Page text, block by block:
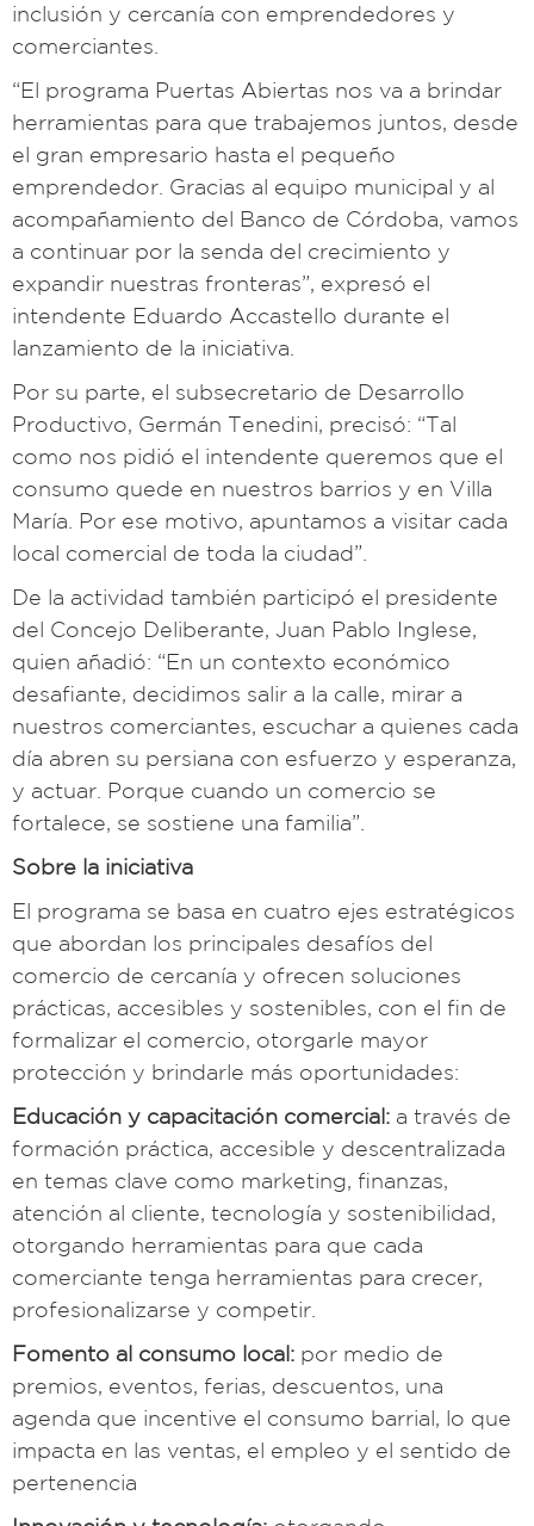
inclusión y cercanía con emprendedores y
comerciantes.
“El programa Puertas Abiertas nos va a brindar
herramientas para que trabajemos juntos, desde
el gran empresario hasta el pequeño
emprendedor. Gracias al equipo municipal y al
acompañamiento del Banco de Córdoba, vamos
a continuar por la senda del crecimiento y
expandir nuestras fronteras”, expresó el
intendente Eduardo Accastello durante el
lanzamiento de la iniciativa.
Por su parte, el subsecretario de Desarrollo
Productivo, Germán Tenedini, precisó: “Tal
como nos pidió el intendente queremos que el
consumo quede en nuestros barrios y en Villa
María. Por ese motivo, apuntamos a visitar cada
local comercial de toda la ciudad”.
De la actividad también participó el presidente
del Concejo Deliberante, Juan Pablo Inglese,
quien añadió: “En un contexto económico
desafiante, decidimos salir a la calle, mirar a
nuestros comerciantes, escuchar a quienes cada
día abren su persiana con esfuerzo y esperanza,
y actuar. Porque cuando un comercio se
fortalece, se sostiene una familia”.
Sobre la iniciativa
El programa se basa en cuatro ejes estratégicos
que abordan los principales desafíos del
comercio de cercanía y ofrecen soluciones
prácticas, accesibles y sostenibles, con el fin de
formalizar el comercio, otorgarle mayor
protección y brindarle más oportunidades:
Educación y capacitación comercial: a través de
formación práctica, accesible y descentralizada
en temas clave como marketing, finanzas,
atención al cliente, tecnología y sostenibilidad,
otorgando herramientas para que cada
comerciante tenga herramientas para crecer,
profesionalizarse y competir.
Fomento al consumo local: por medio de
premios, eventos, ferias, descuentos, una
agenda que incentive el consumo barrial, lo que
impacta en las ventas, el empleo y el sentido de
pertenencia